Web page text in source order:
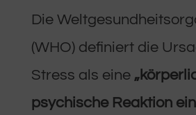
Die
(WHO) definiert die
Stress als eine
psychische Reaktion